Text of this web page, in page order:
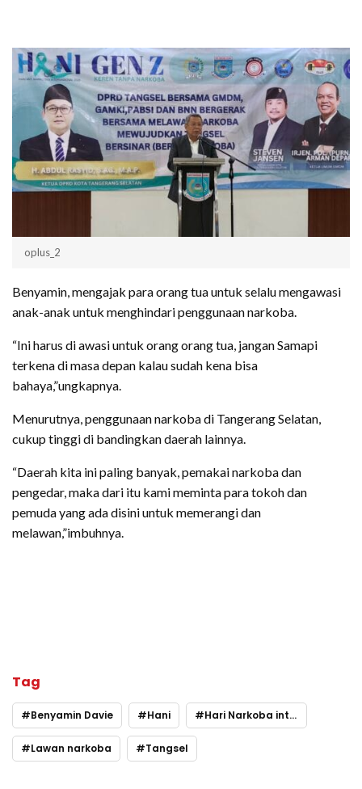
oplus_2
Benyamin, mengajak para orang tua untuk selalu mengawasi
anak-anak untuk menghindari penggunaan narkoba.
“Ini harus di awasi untuk orang orang tua, jangan Samapi
terkena di masa depan kalau sudah kena bisa
bahaya,”ungkapnya.
Menurutnya, penggunaan narkoba di Tangerang Selatan,
cukup tinggi di bandingkan daerah lainnya.
“Daerah kita ini paling banyak, pemakai narkoba dan
pengedar, maka dari itu kami meminta para tokoh dan
pemuda yang ada disini untuk memerangi dan
melawan,”imbuhnya.
Tag
Benyamin Davie Hani Hari Narkoba internasional
Lawan narkoba Tangsel